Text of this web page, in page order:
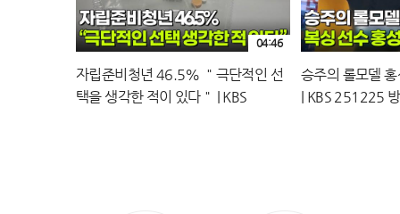
자립준비청년 46.5% ＂극단적인 선
택을 생각한 적이 있다＂ | KBS
04:46
승주의 롤모델
| KBS 251225